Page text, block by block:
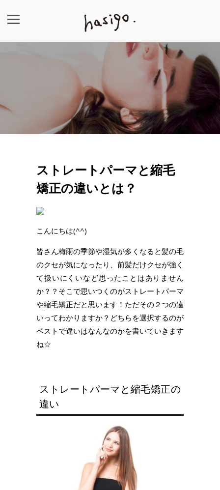
ストレートパーマと縮毛
矯正の違いとは？
こんにちは(^^)
皆さん梅雨の季節や湿気が多くなると髪の毛
のクセが気になったり、前髪だけクセが強く
て扱いにくいなど思ったことはありません
か？？そこで思いつくのがストレートパーマ
や縮毛矯正だと思います！ただその２つの違
いってわかりますか？どちらを選択するのが
ベストで違いはなんなのかを書いていきます
ね☆
ストレートパーマと縮毛矯正の
違い